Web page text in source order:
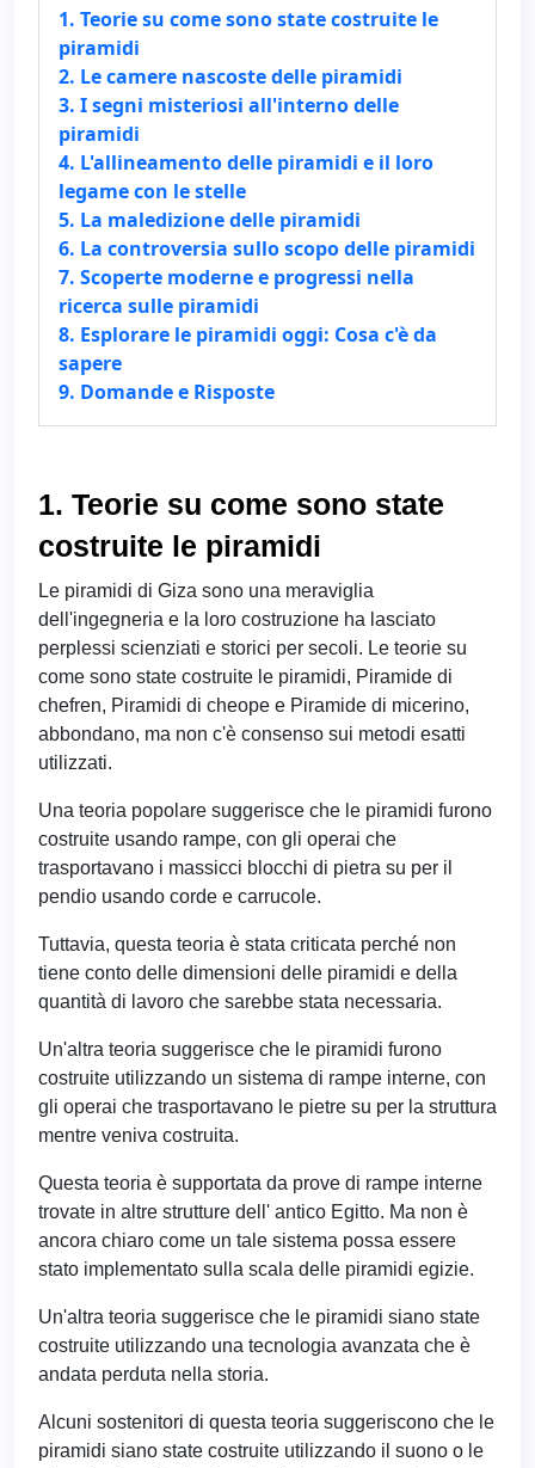
1. Teorie su come sono state costruite le
piramidi
2. Le camere nascoste delle piramidi
3. I segni misteriosi all'interno delle
piramidi
4. L'allineamento delle piramidi e il loro
legame con le stelle
5. La maledizione delle piramidi
6. La controversia sullo scopo delle piramidi
7. Scoperte moderne e progressi nella
ricerca sulle piramidi
8. Esplorare le piramidi oggi: Cosa c'è da
sapere
9. Domande e Risposte
1. Teorie su come sono state
costruite le piramidi
Le piramidi di Giza sono una meraviglia
dell'ingegneria e la loro costruzione ha lasciato
perplessi scienziati e storici per secoli. Le teorie su
come sono state costruite le piramidi, Piramide di
chefren, Piramidi di cheope e Piramide di micerino,
abbondano, ma non c'è consenso sui metodi esatti
utilizzati.
Una teoria popolare suggerisce che le piramidi furono
costruite usando rampe, con gli operai che
trasportavano i massicci blocchi di pietra su per il
pendio usando corde e carrucole.
Tuttavia, questa teoria è stata criticata perché non
tiene conto delle dimensioni delle piramidi e della
quantità di lavoro che sarebbe stata necessaria.
Un'altra teoria suggerisce che le piramidi furono
costruite utilizzando un sistema di rampe interne, con
gli operai che trasportavano le pietre su per la struttura
mentre veniva costruita.
Questa teoria è supportata da prove di rampe interne
trovate in altre strutture dell' antico Egitto. Ma non è
ancora chiaro come un tale sistema possa essere
stato implementato sulla scala delle piramidi egizie.
Un'altra teoria suggerisce che le piramidi siano state
costruite utilizzando una tecnologia avanzata che è
andata perduta nella storia.
Alcuni sostenitori di questa teoria suggeriscono che le
piramidi siano state costruite utilizzando il suono o le